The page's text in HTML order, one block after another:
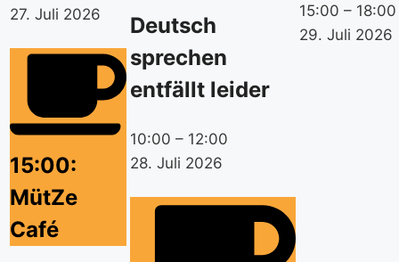
27. Juli 2026
15:00:
MütZe
Café
Deutsch
sprechen
entfällt leider
10:00 – 12:00
28. Juli 2026
15:00 – 18:00
29. Juli 2026